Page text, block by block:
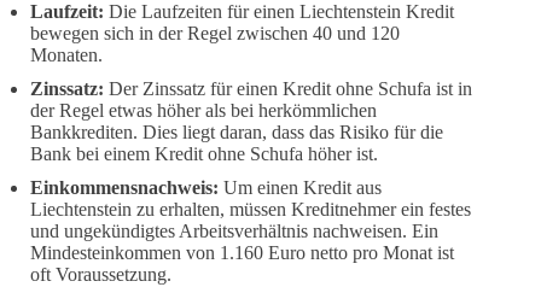
Laufzeit: Die Laufzeiten für einen Liechtenstein Kredit
bewegen sich in der Regel zwischen 40 und 120
Monaten.
Zinssatz: Der Zinssatz für einen Kredit ohne Schufa ist in
der Regel etwas höher als bei herkömmlichen
Bankkrediten. Dies liegt daran, dass das Risiko für die
Bank bei einem Kredit ohne Schufa höher ist.
Einkommensnachweis: Um einen Kredit aus
Liechtenstein zu erhalten, müssen Kreditnehmer ein festes
und ungekündigtes Arbeitsverhältnis nachweisen. Ein
Mindesteinkommen von 1.160 Euro netto pro Monat ist
oft Voraussetzung.